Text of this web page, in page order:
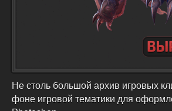
Не столь большой архив игровых
фоне игровой тематики для